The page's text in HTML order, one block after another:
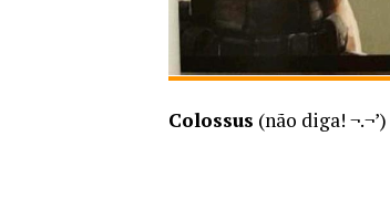
Colossus (não diga! ¬.¬’)